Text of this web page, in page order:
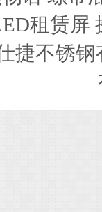
租赁屏
捷不锈